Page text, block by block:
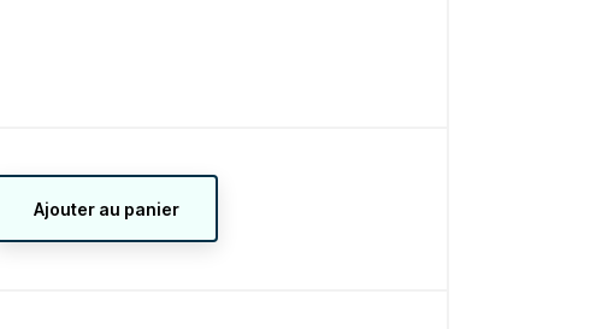
Ajouter au panier